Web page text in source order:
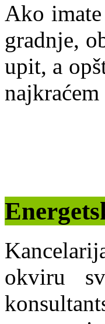
Ako
gradnje,
upit, a
okviru